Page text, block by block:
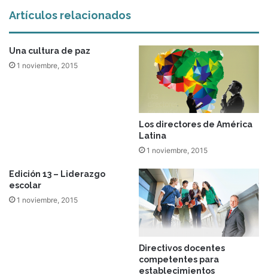
Artículos relacionados
Una cultura de paz
1 noviembre, 2015
Los directores de América
Latina
1 noviembre, 2015
Edición 13 – Liderazgo
escolar
1 noviembre, 2015
Directivos docentes
competentes para
establecimientos